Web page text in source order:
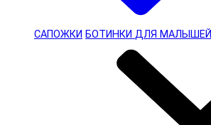
САПОЖКИ БОТИНКИ ДЛЯ МАЛЫШЕЙ